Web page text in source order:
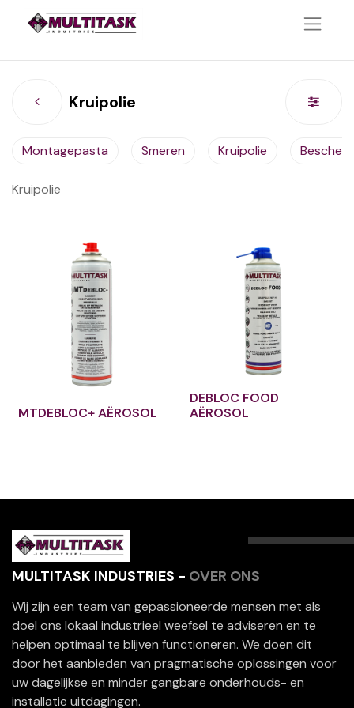
Kruipolie
Montagepasta Smeren Kruipolie
Kruipolie
MTDEBLOC+ AËROSOL
DEBLOC FOOD
AËROSOL
MULTITASK INDUSTRIES - OVER ONS
Wij zijn een team van gepassioneerde mensen met als
doel ons lokaal industrieel weefsel te adviseren en te
helpen optimaal te blijven functioneren. We doen dit
door het aanbieden van pragmatische oplossingen voor
uw dagelijkse en minder gangbare onderhouds- en
installatie uitdagingen.